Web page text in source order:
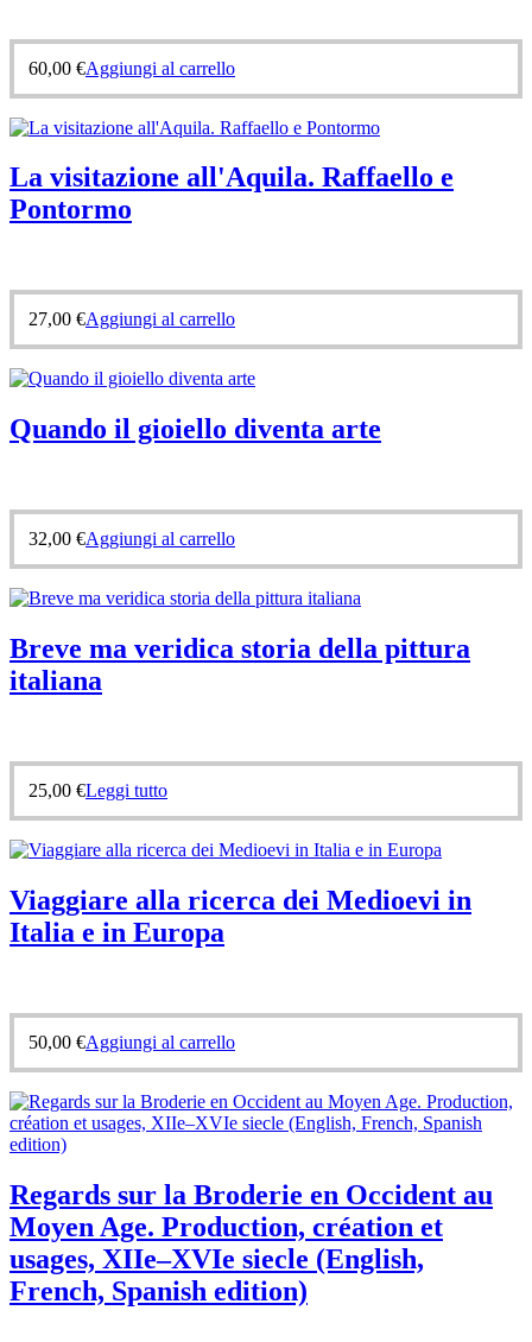
60,00 €Aggiungi al carrello
La visitazione all'Aquila. Raffaello e
Pontormo
27,00 €Aggiungi al carrello
Quando il gioiello diventa arte
32,00 €Aggiungi al carrello
Breve ma veridica storia della pittura
italiana
25,00 €Leggi tutto
Viaggiare alla ricerca dei Medioevi in
Italia e in Europa
50,00 €Aggiungi al carrello
Regards sur la Broderie en Occident au
Moyen Age. Production, création et
usages, XIIe–XVIe siecle (English,
French, Spanish edition)